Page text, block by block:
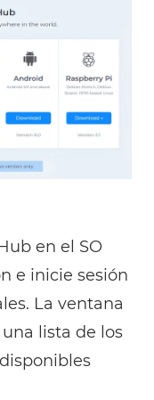
en el SO
e inicie sesión
La ventana
lista de los